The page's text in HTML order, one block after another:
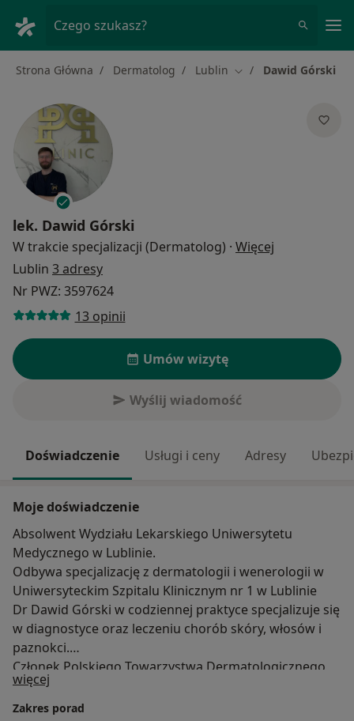
Czego szukasz?
Strona Główna Dermatolog Lublin Zmień miasto
Dawid Górski
lek. Dawid Górski
W trakcie specjalizacji (Dermatolog) · Więcej
Lublin 3 adresy
Nr PWZ: 3597624
13 opinii
Umów wizytę
Wyślij wiadomość
Doświadczenie Usługi i ceny Adresy
Moje doświadczenie
Absolwent Wydziału Lekarskiego Uniwersytetu
Medycznego w Lublinie.
Odbywa specjalizację z dermatologii i wenerologii w
Uniwersyteckim Szpitalu Klinicznym nr 1 w Lublinie
Dr Dawid Górski w codziennej praktyce specjalizuje się
w diagnostyce oraz leczeniu chorób skóry, włosów i
paznokci.
Członek Polskiego Towarzystwa Dermatologicznego
Prywatnie zapalony rowerzysta i motocyklista oraz fan
siatkówki.
więcej
Zakres porad